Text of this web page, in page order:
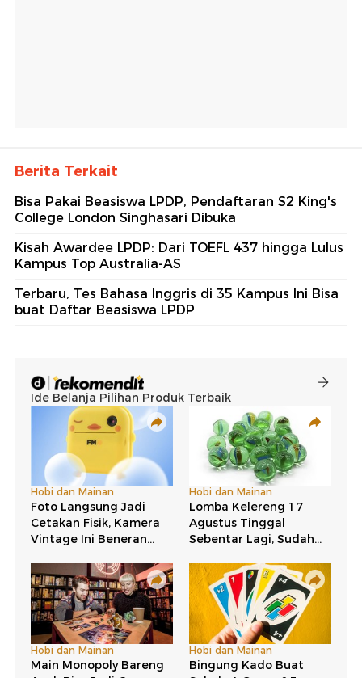
Berita Terkait
Bisa Pakai Beasiswa LPDP, Pendaftaran S2 King's
College London Singhasari Dibuka
Kisah Awardee LPDP: Dari TOEFL 437 hingga Lulus
Kampus Top Australia-AS
Terbaru, Tes Bahasa Inggris di 35 Kampus Ini Bisa
buat Daftar Beasiswa LPDP